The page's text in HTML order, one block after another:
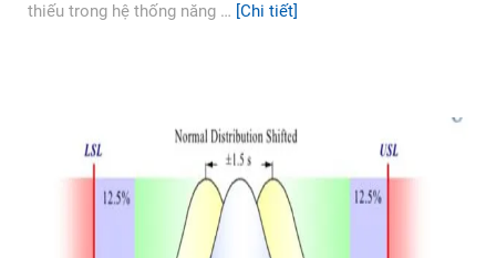
thiếu trong hệ thống năng … [Chi tiết]